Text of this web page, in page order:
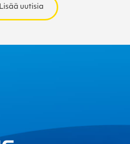
Lisää uutisia